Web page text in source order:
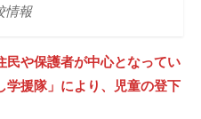
情報
民や保護者が中心となってい
学援隊」により、児童の登下